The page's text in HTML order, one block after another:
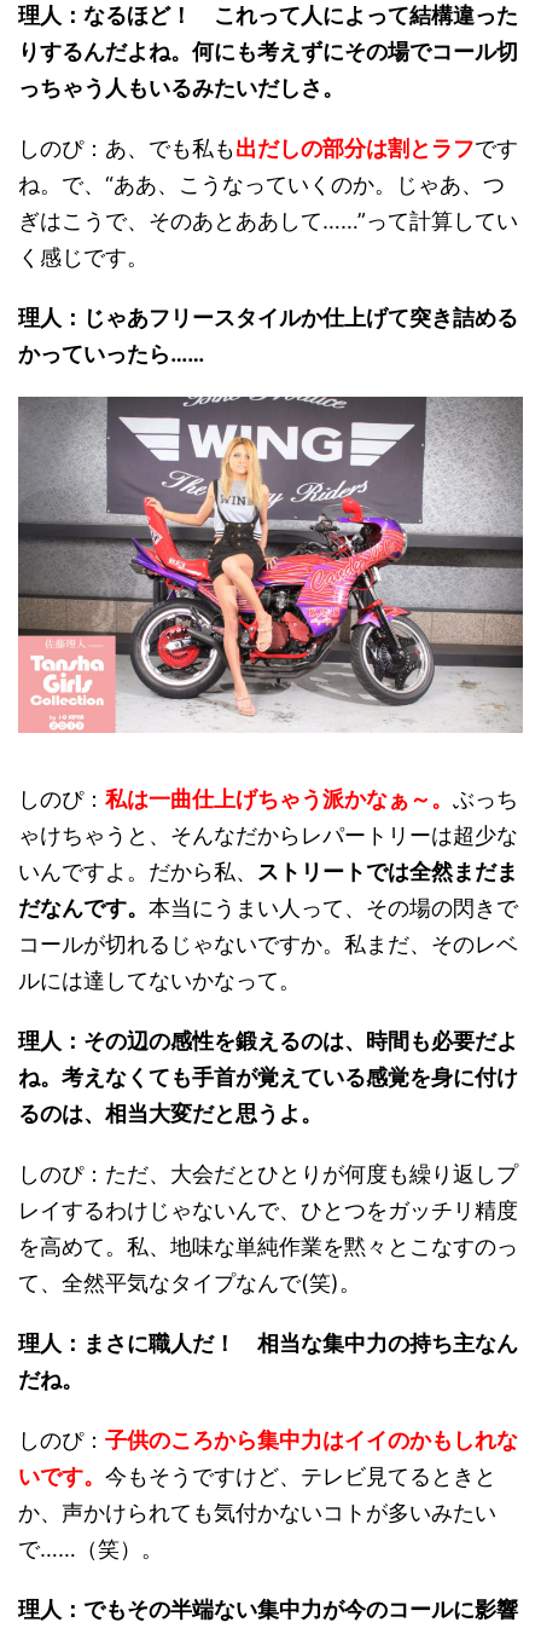
理人：なるほど！ これって人によって結構違った
りするんだよね。何にも考えずにその場でコール切
っちゃう人もいるみたいだしさ。
しのぴ：あ、でも私も出だしの部分は割とラフです
ね。で、“ああ、こうなっていくのか。じゃあ、つ
ぎはこうで、そのあとああして……”って計算してい
く感じです。
理人：じゃあフリースタイルか仕上げて突き詰める
かっていったら……
しのぴ： 私は一曲仕上げちゃう派かなぁ～。 ぶっち
ゃけちゃうと、そんなだからレパートリーは超少な
いんですよ。だから私、 ストリートでは全然まだま
だなんです。 本当にうまい人って、その場の閃きで
コールが切れるじゃないですか。私まだ、そのレベ
ルには達してないかなって。
理人：その辺の感性を鍛えるのは、時間も必要だよ
ね。考えなくても手首が覚えている感覚を身に付け
るのは、相当大変だと思うよ。
しのぴ：ただ、大会だとひとりが何度も繰り返しプ
レイするわけじゃないんで、ひとつをガッチリ精度
を高めて。私、地味な単純作業を黙々とこなすのっ
て、全然平気なタイプなんで(笑)。
理人： まさに職人だ！
相当な集中力の持ち主なん
だね。
しのぴ： 子供のころから集中力はイイのかもしれな
いです。 今もそうですけど、テレビ見てるときと
か、声かけられても気付かないコトが多いみたい
で……（笑）。
理人：でもその半端ない集中力が今のコールに影響